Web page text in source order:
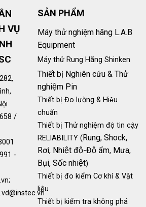
VỤ
/
-
;
SẢN PHẨM
Máy thử nghiệm hãng L.A.B
Equipment
Máy thử Rung Hãng Shinken
Thiết bị Nghiên cứu & Thử
nghiệm Pin
Thiết bị Đo lường & Hiệu
chuẩn
Thiết bị Thử nghiệm độ tin cậy
RELIABILITY (Rung, Shock,
Rơi, Nhiệt độ-Độ ẩm, Mưa,
Bụi, Sốc nhiệt)
Thiết bị đo kiểm Cơ khí & Vật
liệu
Thiết bị kiểm tra không phá